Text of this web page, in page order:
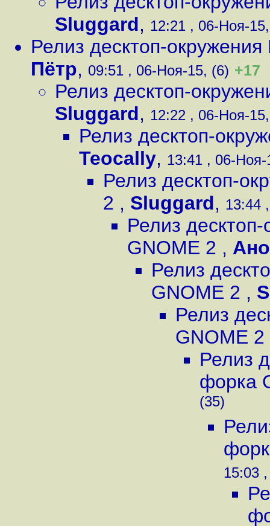
Sluggard, 12:21 , 06-Ноя-
Релиз десктоп-
Пётр, 09:51 , 06-Ноя-15, (6) +17
Релиз десктоп-
Sluggard, 12:22 , 06-Ноя-
Релиз десктоп-
Teocally, 13:41 , 06-Ноя-
Релиз десктоп-
2 , Sluggard, 13:44
Релиз
GNOME 2 ,
Релиз
GNOME 2 ,
Релиз
GNOME 2
Релиз
форка
(35)
15:03